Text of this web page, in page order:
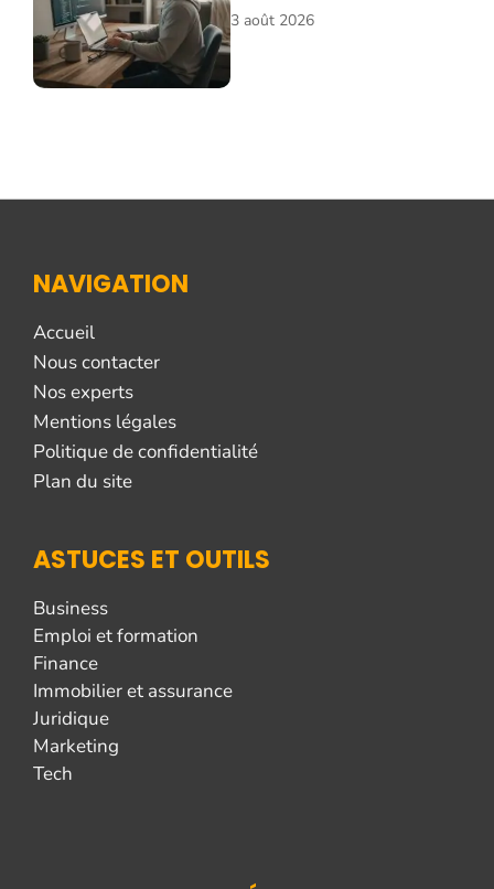
3 août 2026
NAVIGATION
Accueil
Nous contacter
Nos experts
Mentions légales
Politique de confidentialité
Plan du site
ASTUCES ET OUTILS
Business
Emploi et formation
Finance
Immobilier et assurance
Juridique
Marketing
Tech